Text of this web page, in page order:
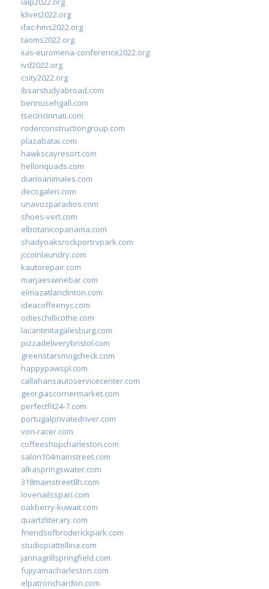
klivet2022.org
ifac-hms2022.org
taoms2022.org
iias-euromena-conference2022.org
ivd2022.org
csity2022.org
ibsarstudyabroad.com
bennusehgall.com
tsecincinnati.com
roderconstructiongroup.com
plazabatai.com
hawkscayresort.com
hellonquads.com
diarioanimales.com
decogaleri.com
unavozparadios.com
shoes-vert.com
elbotanicopanama.com
shadyoaksrockportrvpark.com
jccoinlaundry.com
kautorepair.com
marjaeswinebar.com
elmazatlanclinton.com
ideacoffeenyc.com
odieschillicothe.com
lacantinitagalesburg.com
pizzadeliverybristol.com
greenstarsmogcheck.com
happypawspl.com
callahansautoservicecenter.com
georgiascornermarket.com
perfectfit24-7.com
portugalprivatedriver.com
von-racer.com
coffeeshopcharleston.com
salon104mainstreet.com
alkaspringswater.com
318mainstreet8h.com
lovenailsspari.com
oakberry-kuwait.com
quartzliterary.com
friendsofbroderickpark.com
studiopiattellina.com
jannagrillspringfield.com
fujiyamacharleston.com
elpatronchardon.com